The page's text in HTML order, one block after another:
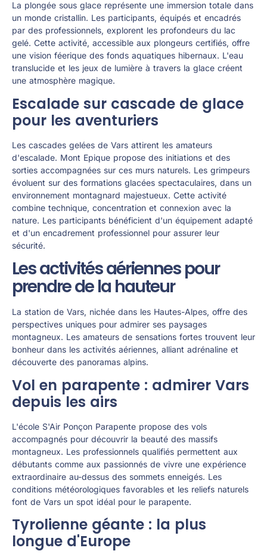
La plongée sous glace représente une immersion totale dans
un monde cristallin. Les participants, équipés et encadrés
par des professionnels, explorent les profondeurs du lac
gelé. Cette activité, accessible aux plongeurs certifiés, offre
une vision féerique des fonds aquatiques hibernaux. L'eau
translucide et les jeux de lumière à travers la glace créent
une atmosphère magique.
Escalade sur cascade de glace
pour les aventuriers
Les cascades gelées de Vars attirent les amateurs
d'escalade. Mont Epique propose des initiations et des
sorties accompagnées sur ces murs naturels. Les grimpeurs
évoluent sur des formations glacées spectaculaires, dans un
environnement montagnard majestueux. Cette activité
combine technique, concentration et connexion avec la
nature. Les participants bénéficient d'un équipement adapté
et d'un encadrement professionnel pour assurer leur
sécurité.
Les activités aériennes pour
prendre de la hauteur
La station de Vars, nichée dans les Hautes-Alpes, offre des
perspectives uniques pour admirer ses paysages
montagneux. Les amateurs de sensations fortes trouvent leur
bonheur dans les activités aériennes, alliant adrénaline et
découverte des panoramas alpins.
Vol en parapente : admirer Vars
depuis les airs
L'école S'Air Ponçon Parapente propose des vols
accompagnés pour découvrir la beauté des massifs
montagneux. Les professionnels qualifiés permettent aux
débutants comme aux passionnés de vivre une expérience
extraordinaire au-dessus des sommets enneigés. Les
conditions météorologiques favorables et les reliefs naturels
font de Vars un spot idéal pour le parapente.
Tyrolienne géante : la plus
longue d'Europe